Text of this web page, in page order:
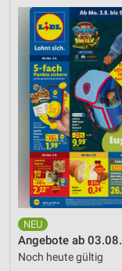
Angebote ab 03.08.
Noch heute gültig